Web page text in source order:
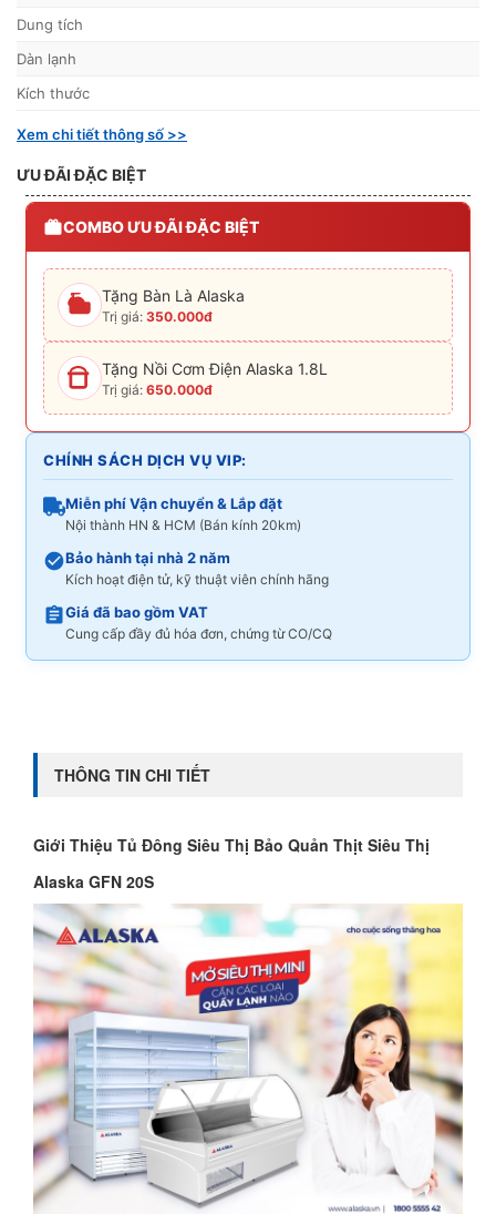
Dung tích
Dàn lạnh
Kích thước
Xem chi tiết thông số >>
ƯU ĐÃI ĐẶC BIỆT
COMBO ƯU ĐÃI ĐẶC BIỆT
Tặng Bàn Là Alaska
Trị giá: 350.000đ
Tặng Nồi Cơm Điện Alaska 1.8L
Trị giá: 650.000đ
CHÍNH SÁCH DỊCH VỤ VIP:
Miễn phí Vận chuyển & Lắp đặt
Nội thành HN & HCM (Bán kính 20km)
Bảo hành tại nhà 2 năm
Kích hoạt điện tử, kỹ thuật viên chính hãng
Giá đã bao gồm VAT
Cung cấp đầy đủ hóa đơn, chứng từ CO/CQ
THÔNG TIN CHI TIẾT
Giới Thiệu Tủ Đông Siêu Thị Bảo Quản Thịt Siêu Thị
Alaska GFN 20S